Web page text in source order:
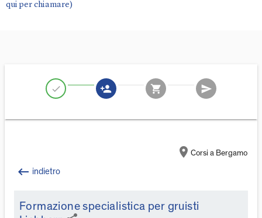
qui per chiamare)
check person_add shopping_cart send
location_on Corsi a Bergamo
keyboard_backspace indietro
Formazione specialistica per gruisti